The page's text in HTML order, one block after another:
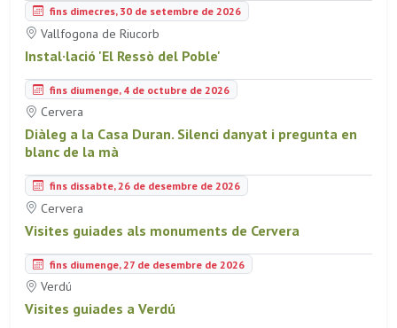
fins dimecres, 30 de setembre de 2026
Vallfogona de Riucorb
Instal·lació 'El Ressò del Poble'
fins diumenge, 4 de octubre de 2026
Cervera
Diàleg a la Casa Duran. Silenci danyat i pregunta en
blanc de la mà
fins dissabte, 26 de desembre de 2026
Cervera
Visites guiades als monuments de Cervera
fins diumenge, 27 de desembre de 2026
Verdú
Visites guiades a Verdú